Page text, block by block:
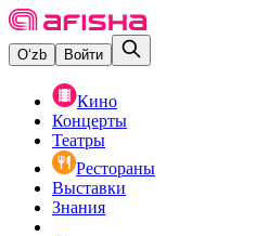
O‘zb Войти
Кино
Концерты
Театры
Рестораны
Выставки
Знания